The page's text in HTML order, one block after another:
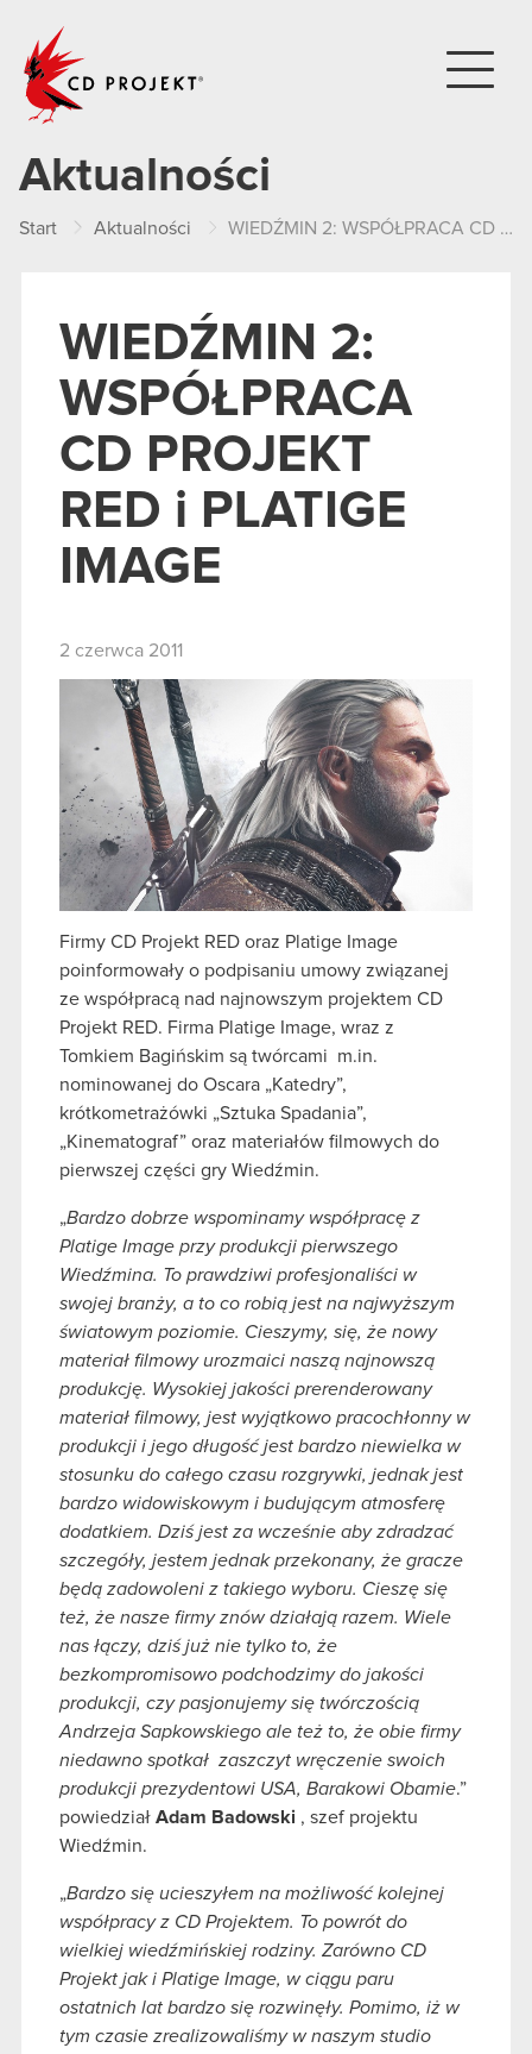
Aktualności
Start Aktualności WIEDŹMIN 2: WSPÓŁPRACA CD PROJEKT RED i PLATIGE IMAGE
WIEDŹMIN 2:
WSPÓŁPRACA
CD PROJEKT
RED i PLATIGE
IMAGE
2 czerwca 2011
Firmy CD Projekt RED oraz Platige Image
poinformowały o podpisaniu umowy związanej
ze współpracą nad najnowszym projektem CD
Projekt RED. Firma Platige Image, wraz z
Tomkiem Bagińskim są twórcami m.in.
nominowanej do Oscara „Katedry”,
krótkometrażówki „Sztuka Spadania”,
„Kinematograf” oraz materiałów filmowych do
pierwszej części gry Wiedźmin.
„Bardzo dobrze wspominamy współpracę z
Platige Image przy produkcji pierwszego
Wiedźmina. To prawdziwi profesjonaliści w
swojej branży, a to co robią jest na najwyższym
światowym poziomie. Cieszymy, się, że nowy
materiał filmowy urozmaici naszą najnowszą
produkcję. Wysokiej jakości prerenderowany
materiał filmowy, jest wyjątkowo pracochłonny w
produkcji i jego długość jest bardzo niewielka w
stosunku do całego czasu rozgrywki, jednak jest
bardzo widowiskowym i budującym atmosferę
dodatkiem. Dziś jest za wcześnie aby zdradzać
szczegóły, jestem jednak przekonany, że gracze
będą zadowoleni z takiego wyboru. Cieszę się
też, że nasze firmy znów działają razem. Wiele
nas łączy, dziś już nie tylko to, że
bezkompromisowo podchodzimy do jakości
produkcji, czy pasjonujemy się twórczością
Andrzeja Sapkowskiego ale też to, że obie firmy
niedawno spotkał zaszczyt wręczenie swoich
produkcji prezydentowi USA, Barakowi Obamie.”
powiedział Adam Badowski , szef projektu
Wiedźmin.
„Bardzo się ucieszyłem na możliwość kolejnej
współpracy z CD Projektem. To powrót do
wielkiej wiedźmińskiej rodziny. Zarówno CD
Projekt jak i Platige Image, w ciągu paru
ostatnich lat bardzo się rozwinęły. Pomimo, iż w
tym czasie zrealizowaliśmy w naszym studio